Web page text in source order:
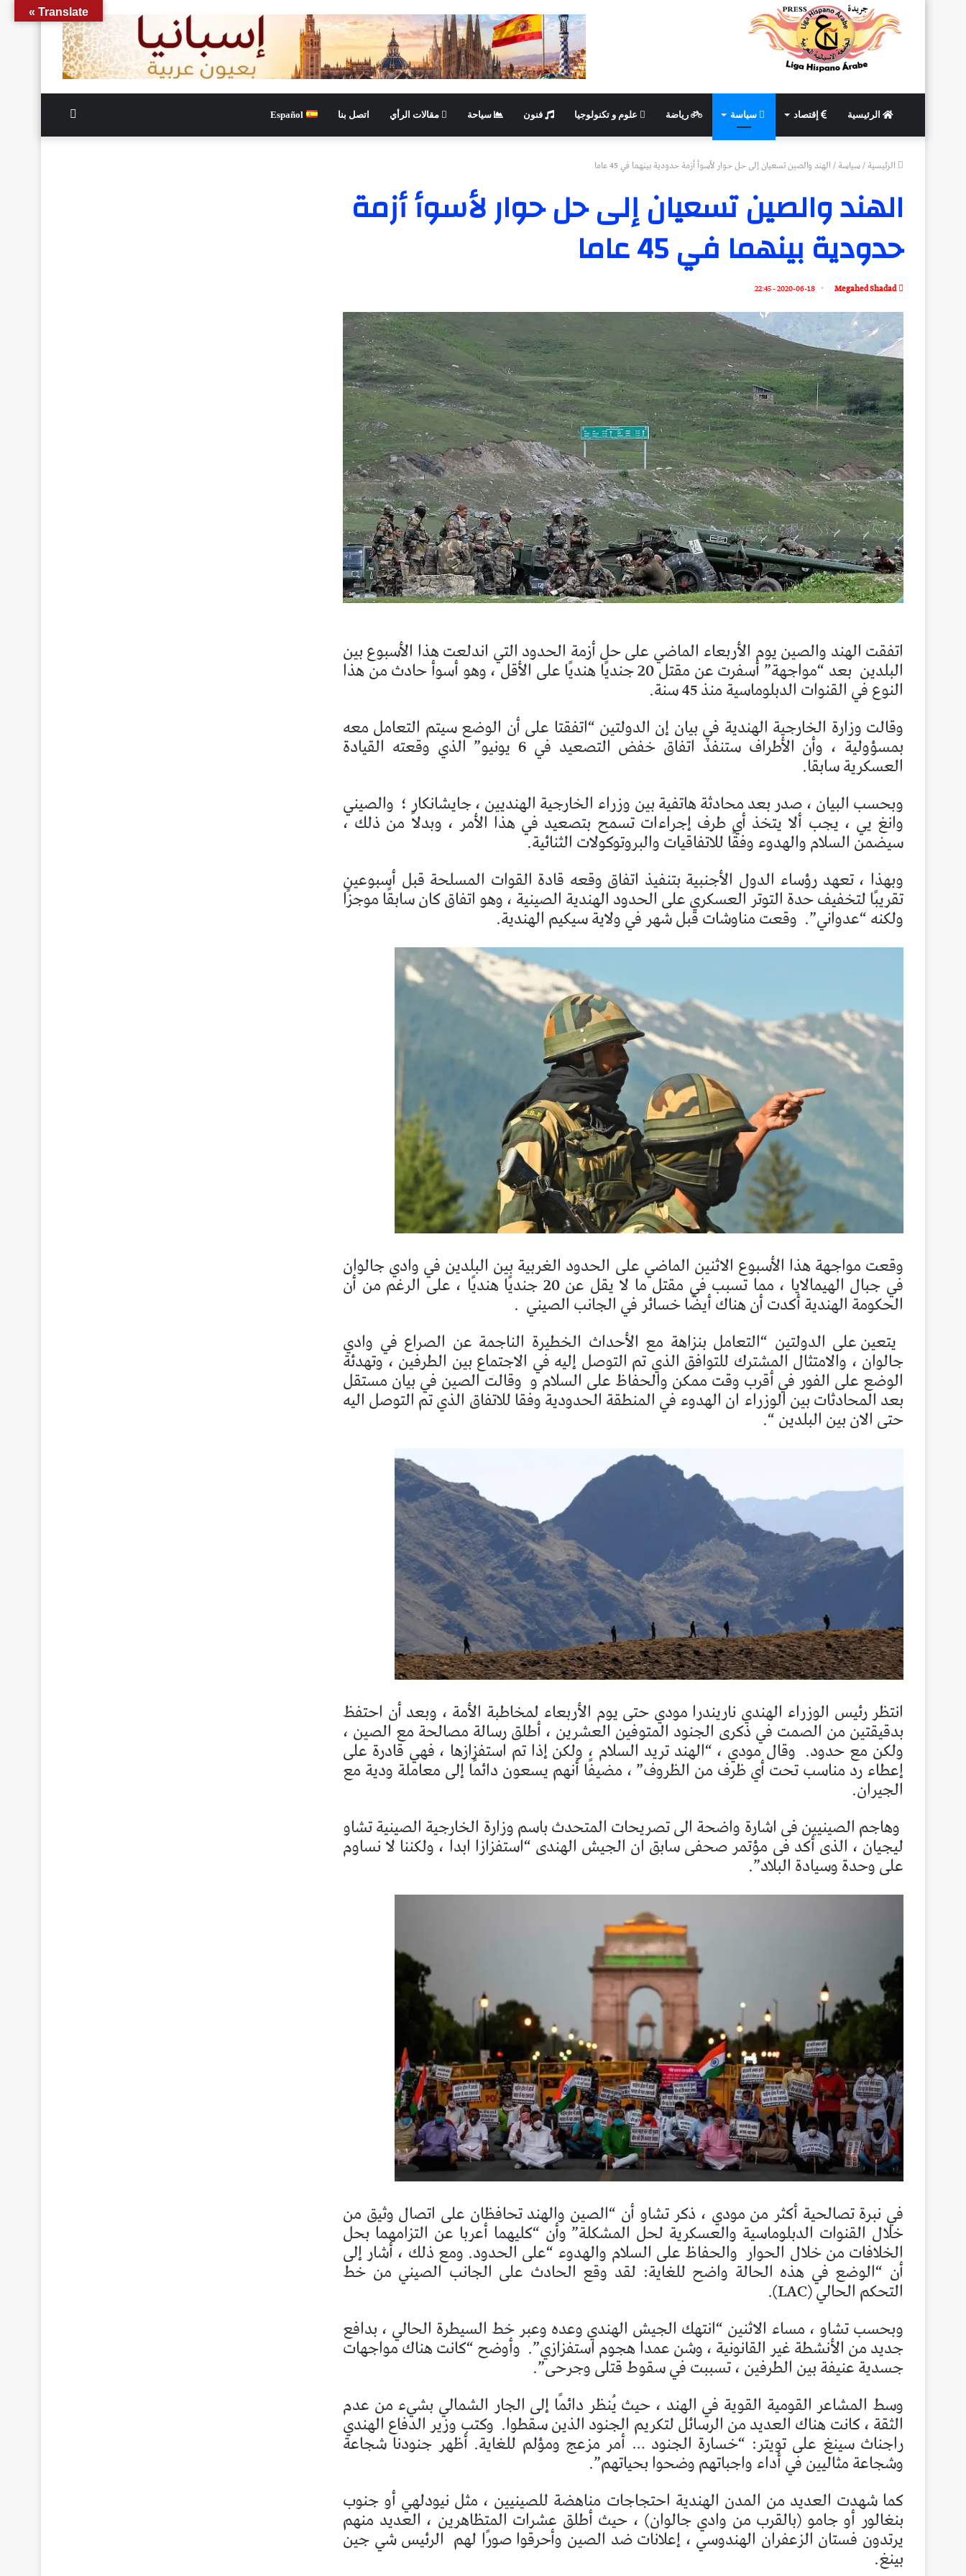
الرئيسية إقتصاد سياسة رياضة علوم و تكنولوجيا فنون سياحة مقالات الرأي اتصل بنا Español
الرئيسية/سياسة/الهند والصين تسعيان إلى حل حوار لأسوأ أزمة حدودية بينهما في 45 عاما
الهند والصين تسعيان إلى حل حوار لأسوأ أزمة
حدودية بينهما في 45 عاما
Megahed Shadad
2020-06-18 - 22:45
اتفقت الهند والصين يوم الأربعاء الماضي على حل أزمة الحدود التي اندلعت هذا الأسبوع بين
البلدين بعد “مواجهة” أسفرت عن مقتل 20 جنديًا هنديًا على الأقل ، وهو أسوأ حادث من هذا
النوع في القنوات الدبلوماسية منذ 45 سنة.
وقالت وزارة الخارجية الهندية في بيان إن الدولتين “اتفقتا على أن الوضع سيتم التعامل معه
بمسؤولية ، وأن الأطراف ستنفذ اتفاق خفض التصعيد في 6 يونيو” الذي وقعته القيادة
العسكرية سابقا.
وبحسب البيان ، صدر بعد محادثة هاتفية بين وزراء الخارجية الهنديين ، جايشانكار ؛ والصيني
وانغ يي ، يجب ألا يتخذ أي طرف إجراءات تسمح بتصعيد في هذا الأمر ، وبدلاً من ذلك ،
سيضمن السلام والهدوء وفقًا للاتفاقيات والبروتوكولات الثنائية.
وبهذا ، تعهد رؤساء الدول الأجنبية بتنفيذ اتفاق وقعه قادة القوات المسلحة قبل أسبوعين
تقريبًا لتخفيف حدة التوتر العسكري على الحدود الهندية الصينية ، وهو اتفاق كان سابقًا موجزًا
​​ولكنه “عدواني”. وقعت مناوشات قبل شهر في ولاية سيكيم الهندية.
وقعت مواجهة هذا الأسبوع الاثنين الماضي على الحدود الغربية بين البلدين في وادي جالوان
في جبال الهيمالايا ، مما تسبب في مقتل ما لا يقل عن 20 جنديًا هنديًا ، على الرغم من أن
الحكومة الهندية أكدت أن هناك أيضًا خسائر في الجانب الصيني .
يتعين على الدولتين “التعامل بنزاهة مع الأحداث الخطيرة الناجمة عن الصراع في وادي
جالوان ، والامتثال المشترك للتوافق الذي تم التوصل إليه في الاجتماع بين الطرفين ، وتهدئة
الوضع على الفور في أقرب وقت ممكن والحفاظ على السلام و وقالت الصين في بيان مستقل
بعد المحادثات بين الوزراء ان الهدوء في المنطقة الحدودية وفقا للاتفاق الذي تم التوصل اليه
حتى الان بين البلدين “.
انتظر رئيس الوزراء الهندي ناريندرا مودي حتى يوم الأربعاء لمخاطبة الأمة ، وبعد أن احتفظ
بدقيقتين من الصمت في ذكرى الجنود المتوفين العشرين ، أطلق رسالة مصالحة مع الصين ،
ولكن مع حدود. وقال مودي ، “الهند تريد السلام ، ولكن إذا تم استفزازها ، فهي قادرة على
إعطاء رد مناسب تحت أي ظرف من الظروف” ، مضيفًا أنهم يسعون دائمًا إلى معاملة ودية مع
الجيران.
وهاجم الصينيين فى اشارة واضحة الى تصريحات المتحدث باسم وزارة الخارجية الصينية تشاو
ليجيان ، الذى أكد فى مؤتمر صحفى سابق ان الجيش الهندى “استفزازا ابدا ، ولكننا لا نساوم
على وحدة وسيادة البلاد”.
في نبرة تصالحية أكثر من مودي ، ذكر تشاو أن “الصين والهند تحافظان على اتصال وثيق من
خلال القنوات الدبلوماسية والعسكرية لحل المشكلة” وأن “كليهما أعربا عن التزامهما بحل
الخلافات من خلال الحوار والحفاظ على السلام والهدوء “على الحدود. ومع ذلك ، أشار إلى
أن “الوضع في هذه الحالة واضح للغاية: لقد وقع الحادث على الجانب الصيني من خط
التحكم الحالي (LAC).
وبحسب تشاو ، مساء الاثنين “انتهك الجيش الهندي وعده وعبر خط السيطرة الحالي ، بدافع
جديد من الأنشطة غير القانونية ، وشن عمدا هجوم استفزازي”. وأوضح “كانت هناك مواجهات
جسدية عنيفة بين الطرفين ، تسببت في سقوط قتلى وجرحى”.
وسط المشاعر القومية القوية في الهند ، حيث يُنظر دائمًا إلى الجار الشمالي بشيء من عدم
الثقة ، كانت هناك العديد من الرسائل لتكريم الجنود الذين سقطوا. وكتب وزير الدفاع الهندي
راجناث سينغ على تويتر: “خسارة الجنود … أمر مزعج ومؤلم للغاية. أظهر جنودنا شجاعة
وشجاعة مثاليين في أداء واجباتهم وضحوا بحياتهم”.
كما شهدت العديد من المدن الهندية احتجاجات مناهضة للصينيين ، مثل نيودلهي أو جنوب
بنغالور أو جامو (بالقرب من وادي جالوان) ، حيث أطلق عشرات المتظاهرين ، العديد منهم
يرتدون فستان الزعفران الهندوسي ، إعلانات ضد الصين وأحرقوا صورًا لهم الرئيس شي جين
بينغ.
Translate »